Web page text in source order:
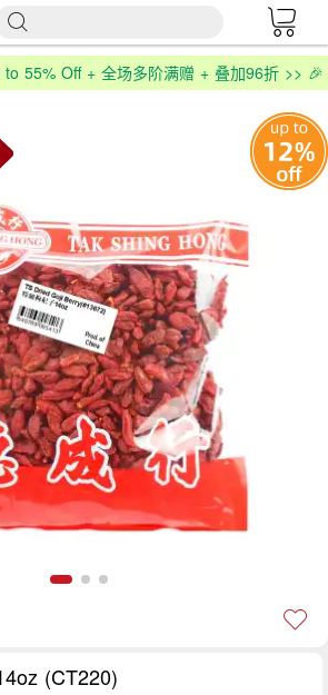
55% Off + 全场多阶满赠 + 叠加96折 >> 🎉
(CT220)